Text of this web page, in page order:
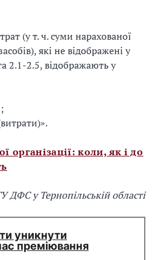
(у т. ч. суми нарахованої
які не відображені у
2.1-2.5, відображають у
організації: коли, як і до
ДФС у Тернопільській області
уникнути
преміювання